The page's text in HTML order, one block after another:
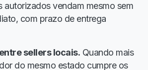
autorizados vendam mesmo sem
com prazo de entrega
sellers locais. Quando mais
do mesmo estado cumpre os